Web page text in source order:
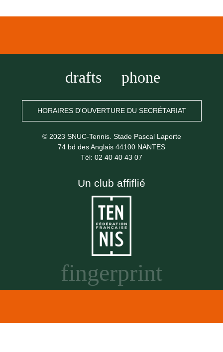
drafts phone
HORAIRES D'OUVERTURE DU SECRÉTARIAT
© 2023 SNUC-Tennis. Stade Pascal Laporte
74 bd des Anglais 44100 NANTES
Tél: 02 40 40 43 07
Un club affiflié
fingerprint